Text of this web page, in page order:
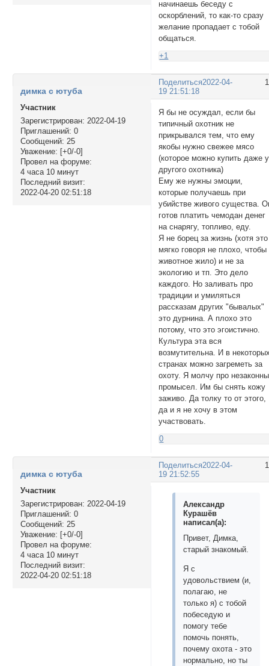
начинаешь беседу с
оскорблений, то как-то сразу
желание пропадает с тобой
общаться.
+1
Поделиться2022-04-
19 21:51:18
димка с ютуба
Участник
Зарегистрирован: 2022-04-19
Приглашений: 0
Сообщений: 25
Уважение: [+0/-0]
Провел на форуме:
4 часа 10 минут
Последний визит:
2022-04-20 02:51:18
Я бы не осуждал, если бы
типичный охотник не
прикрывался тем, что ему
якобы нужно свежее мясо
(которое можно купить даже у
другого охотника)
Ему же нужны эмоции,
которые получаешь при
убийстве живого существа.
готов платить чемодан денег
на снарягу, топливо, еду.
Я не борец за жизнь (хотя это
мягко говоря не плохо, чтобы
животное жило) и не за
экологию и тп. Это дело
каждого. Но заливать про
традиции и умиляться
рассказам других "бывалых"
это дурнина. А плохо это
потому, что это эгоистично.
Культура эта вся
возмутительна. И в
странах можно загреметь за
охоту. Я молчу про
промысел. Им бы снять кожу
заживо. Да толку то от этого,
да и я не хочу в этом
участвовать.
0
Поделиться2022-04-
19 21:52:55
димка с ютуба
Участник
Зарегистрирован: 2022-04-19
Приглашений: 0
Сообщений: 25
Уважение: [+0/-0]
Провел на форуме:
4 часа 10 минут
Последний визит:
2022-04-20 02:51:18
Александр
Курашёв
написал(а):
Привет, Димка,
старый знакомый.
Я с
удовольствием (и,
полагаю, не
только я) с тобой
побеседую и
помогу тебе
помочь понять,
почему охота - это
нормально, но ты